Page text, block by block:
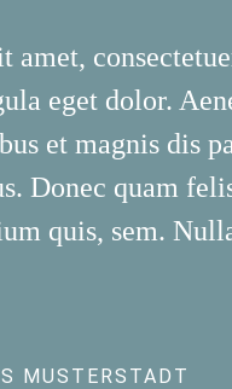
amet,
eget dolor.
et magnis dis
Donec quam
quis, sem.
MUSTERSTADT